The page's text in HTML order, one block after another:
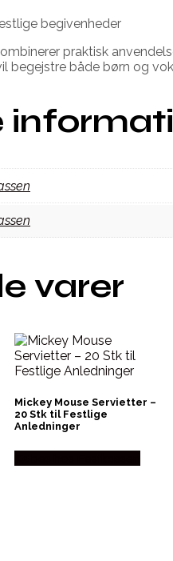
begivenheder
praktisk
begejstre både børn og
varer
Mickey Mouse Servietter –
20 Stk til Festlige
Anledninger